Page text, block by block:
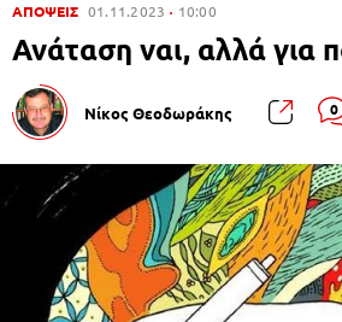
ΑΠΟΨΕΙΣ 01.11.2023 10:00
Ανάταση ναι, αλλά για
Νίκος Θεοδωράκης 0